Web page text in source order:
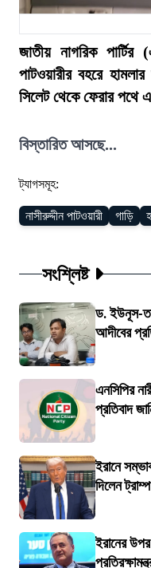
জাতীয় নাগরিক
পাটওয়ারীর বহরে
সিলেট থেকে ফেরার পথে
বিস্তারিত আসছে...
ট্যাগসমূহ:
নাসীরুদ্দীন পাটওয়ারী গাড়ি
সংশ্লিষ্ট
ড. ইউনূস-
আদীবের
এনসিপির
প্রতিবাদ
ইরানে
দিলেন ট্রাম্প
ইরানের